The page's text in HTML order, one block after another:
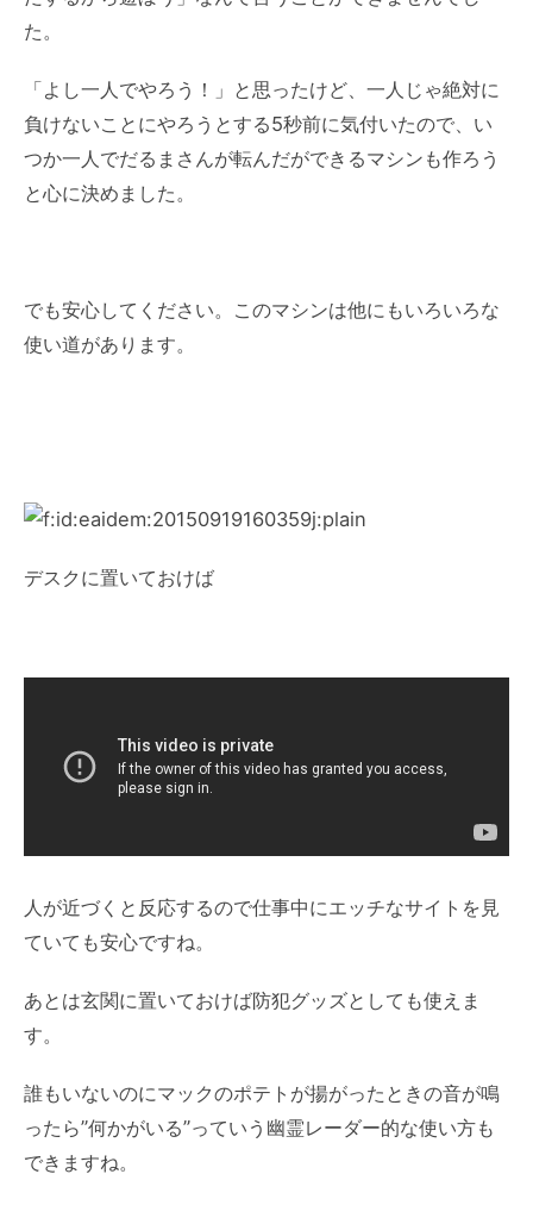
た。
「よし一人でやろう！」と思ったけど、一人じゃ絶対に
負けないことにやろうとする5秒前に気付いたので、い
つか一人でだるまさんが転んだができるマシンも作ろう
と心に決めました。
でも安心してください。このマシンは他にもいろいろな
使い道があります。
デスクに置いておけば
人が近づくと反応するので仕事中にエッチなサイトを見
ていても安心ですね。
あとは玄関に置いておけば防犯グッズとしても使えま
す。
誰もいないのにマックのポテトが揚がったときの音が鳴
ったら”何かがいる”っていう幽霊レーダー的な使い方も
できますね。